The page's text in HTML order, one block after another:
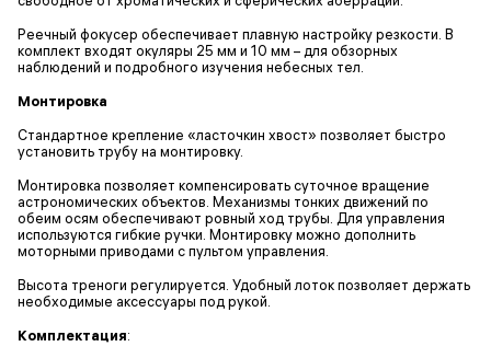
Реечный фокусер обеспечивает плавную настройку резкости. В
комплект входят окуляры 25 мм и 10 мм – для обзорных
наблюдений и подробного изучения небесных тел.
Монтировка
Стандартное крепление «ласточкин хвост» позволяет быстро
установить трубу на монтировку.
Монтировка позволяет компенсировать суточное вращение
астрономических объектов. Механизмы тонких движений по
обеим осям обеспечивают ровный ход трубы. Для управления
используются гибкие ручки. Монтировку можно дополнить
моторными приводами с пультом управления.
Высота треноги регулируется. Удобный лоток позволяет держать
необходимые аксессуары под рукой.
Комплектация: